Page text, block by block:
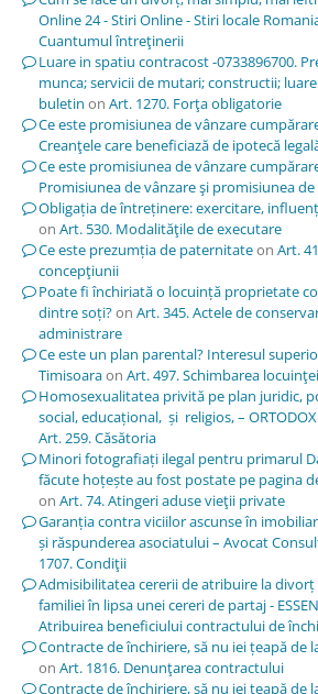
Online 24 - Stiri Online - Stiri locale
Cuantumul întreţinerii
Luare in spatiu contracost -0733896700.
munca; servicii de mutari; constructii;
buletin on Art. 1270. Forţa obligatorie
Ce este promisiunea de vânzare
Creanţele care beneficiază de ipotecă
Ce este promisiunea de vânzare
Promisiunea de vânzare şi promisiunea
Obligația de întreținere: exercitare,
on Art. 530. Modalităţile de executare
Ce este prezumția de paternitateon Art.
concepţiunii
Poate fi închiriată o locuință proprietate
dintre soți?on Art. 345. Actele de
administrare
Ce este un plan parental? Interesul
Timisoaraon Art. 497. Schimbarea
Homosexualitatea privită pe plan juridic,
social, educațional, și religios, –
Art. 259. Căsătoria
Minori fotografiați ilegal pentru primarul
făcute hoțește au fost postate pe pagina
on Art. 74. Atingeri aduse vieţii private
Garanția contra viciilor ascunse în
și răspunderea asociatului – Avocat
1707. Condiţii
Admisibilitatea cererii de atribuire la
familiei în lipsa unei cereri de partaj -
Atribuirea beneficiului contractului de
Contracte de închiriere, să nu iei țeapă de
on Art. 1816. Denunţarea contractului
Contracte de închiriere, să nu iei țeapă de